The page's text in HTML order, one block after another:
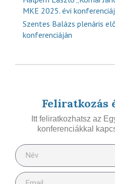
MKE 2025. évi
Szentes Balázs plenáris
konferenciáján
Feliratkozás
Itt feliratkozhatsz az
konferenciákkal